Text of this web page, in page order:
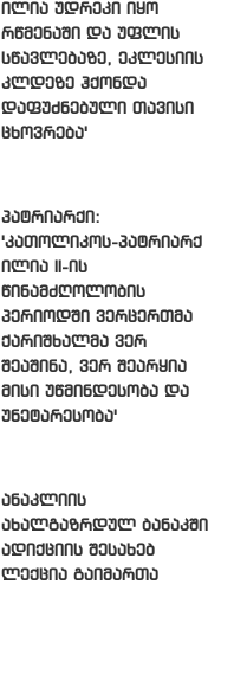
ილია უდრეკი იყო
რწმენაში და უფლის
სწავლებაზე, ეკლესიის
კლდეზე ჰქონდა
დაფუძნებული თავისი
ცხოვრება'
პატრიარქი:
'კათოლიკოს-პატრიარქ
ილია II-ის
წინამძღოლობის
პერიოდში ვერცერთმა
ქარიშხალმა ვერ
შეაშინა, ვერ შეარყია
მისი უწმინდესობა და
უნეტარესობა'
ანაკლიის
ახალგაზრდულ ბანაკში
ადიქციის შესახებ
ლექცია გაიმართა